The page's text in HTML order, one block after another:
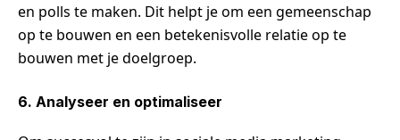
en polls te maken. Dit helpt je om een gemeenschap
op te bouwen en een betekenisvolle relatie op te
bouwen met je doelgroep.
6. Analyseer en optimaliseer